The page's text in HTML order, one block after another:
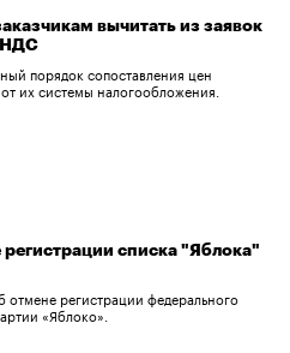
вычитать из заявок
НДС
порядок сопоставления цен
их системы налогообложения.
списка "Яблока"
регистрации федерального
«Яблоко».